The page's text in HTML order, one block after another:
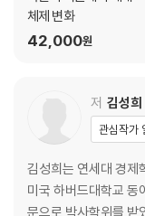
체제 변화
42,000원
저 김성희
관심작가
김성희는 연세대 경
미국 하버드대학교 동
문으로 박사학위를 받